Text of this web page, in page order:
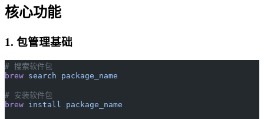
核心功能
1. 包管理基础
# 搜索软件包
brew search package_name
# 安装软件包
brew install package_name